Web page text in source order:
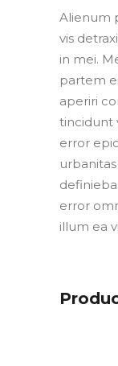
Alienum
vis
in mei.
partem
aperiri
tincidunt
error
error
illum ea